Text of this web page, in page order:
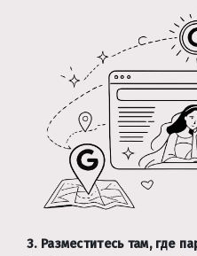
3. Разместитесь там, где